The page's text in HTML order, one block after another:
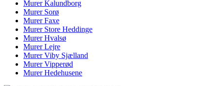
MurerKalundborg
Murer Sorø
MurerFaxe
Murer Store Heddinge
MurerHvalsø
MurerLejre
MurerViby Sjælland
MurerVipperød
MurerHedehusene